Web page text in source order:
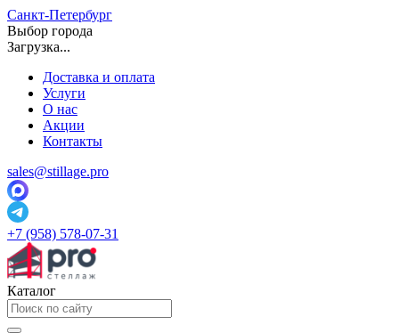
Санкт-Петербург
Выбор города
Загрузка...
Доставка и оплата
Услуги
О нас
Акции
Контакты
sales@stillage.pro
+7 (958) 578-07-31
Каталог